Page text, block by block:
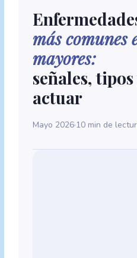
más comunes
mayores:
señales,
actuar
Mayo 2026·10 min de